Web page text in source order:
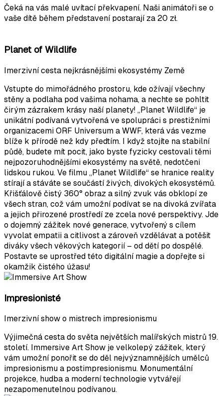
Čeká na vás malé uvítací překvapení. Naši animátoři se o
vaše dítě během představení postarají za 20 zł.
Planet of Wildlife
Imerzivní cesta nejkrásnějšími ekosystémy Země
Vstupte do mimořádného prostoru, kde ožívají všechny
stěny a podlaha pod vašima nohama, a nechte se pohltit
čirým zázrakem krásy naší planety! „Planet Wildlife“ je
unikátní podívaná vytvořená ve spolupráci s prestižními
organizacemi ORF Universum a WWF, která vás vezme
blíže k přírodě než kdy předtím. I když stojíte na stabilní
půdě, budete mít pocit, jako byste fyzicky cestovali těmi
nejpozoruhodnějšími ekosystémy na světě, nedotčeni
lidskou rukou. Ve filmu „Planet Wildlife“ se hranice reality
stírají a stáváte se součástí živých, divokých ekosystémů.
Křišťálově čistý 360° obraz a silný zvuk vás obklopí ze
všech stran, což vám umožní podívat se na divoká zvířata
a jejich přirozené prostředí ze zcela nové perspektivy. Jde
o dojemný zážitek nové generace, vytvořený s cílem
vyvolat empatii a citlivost a zároveň vzdělávat a potěšit
diváky všech věkových kategorií – od dětí po dospělé.
Postavte se uprostřed této digitální magie a dopřejte si
okamžik čistého úžasu!
Impresionisté
Imerzivní show o mistrech impresionismu
Výjimečná cesta do světa největších malířských mistrů 19.
století. Immersive Art Show je velkolepý zážitek, který
vám umožní ponořit se do děl nejvýznamnějších umělců
impresionismu a postimpresionismu. Monumentální
projekce, hudba a moderní technologie vytvářejí
nezapomenutelnou podívanou.